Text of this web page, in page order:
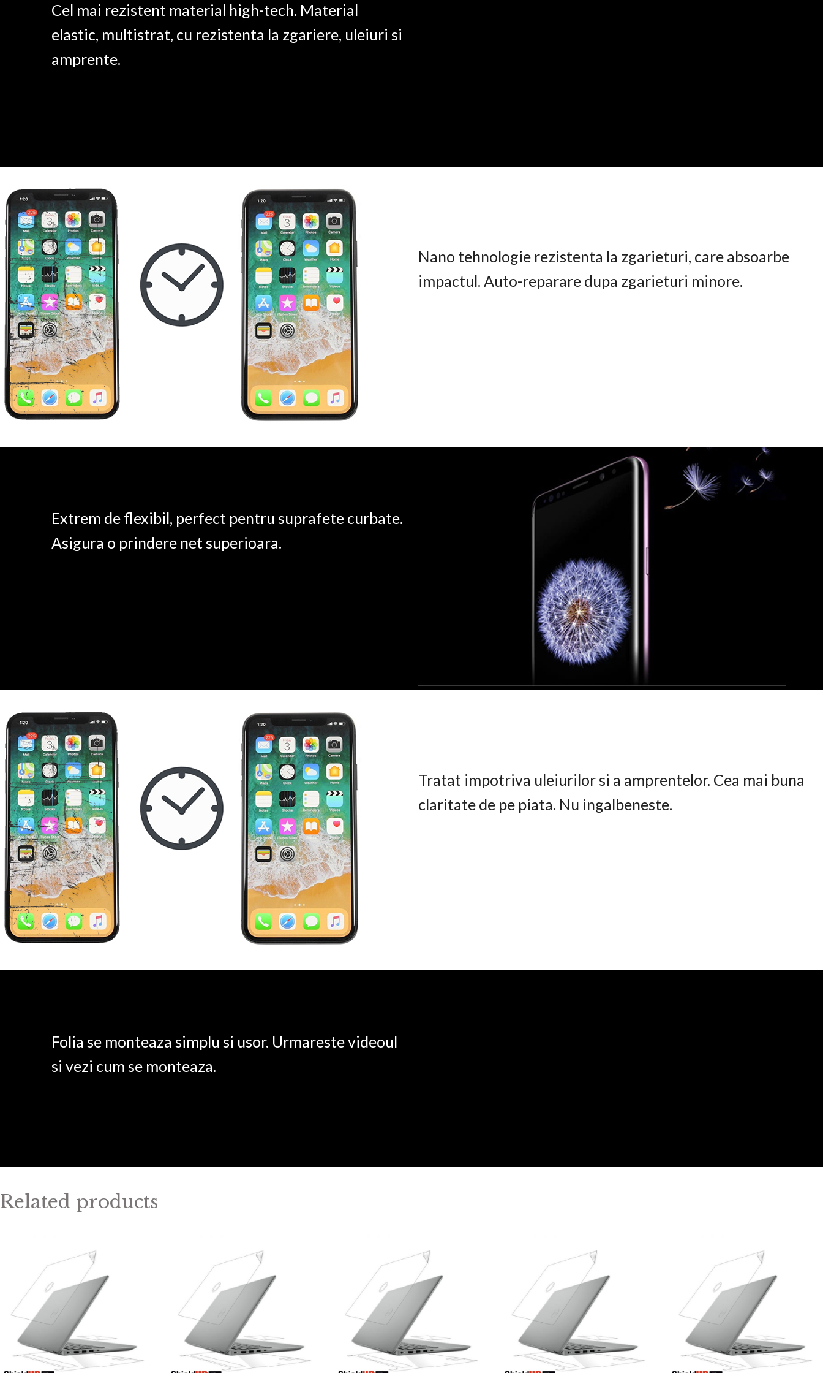
Cel mai rezistent material high-tech. Material
elastic, multistrat, cu rezistenta la zgariere, uleiuri si
amprente.
Nano tehnologie rezistenta la zgarieturi, care absoarbe
impactul. Auto-reparare dupa zgarieturi minore.
Extrem de flexibil, perfect pentru suprafete curbate.
Asigura o prindere net superioara.
Tratat impotriva uleiurilor si a amprentelor. Cea mai buna
claritate de pe piata. Nu ingalbeneste.
Folia se monteaza simplu si usor. Urmareste videoul
si vezi cum se monteaza.
Related products